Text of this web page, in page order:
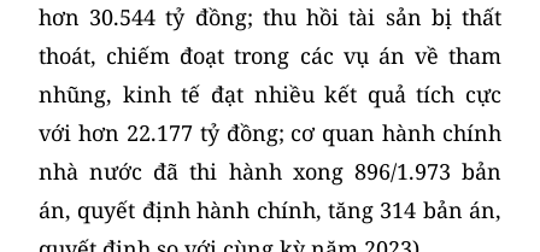
hơn 30.544 tỷ đồng; thu hồi tài sản bị thất
thoát, chiếm đoạt trong các vụ án về tham
nhũng, kinh tế đạt nhiều kết quả tích cực
với hơn 22.177 tỷ đồng; cơ quan hành chính
nhà nước đã thi hành xong 896/1.973 bản
án, quyết định hành chính, tăng 314 bản án,